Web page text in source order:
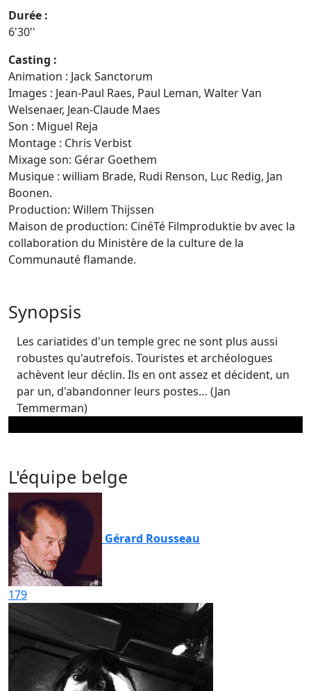
Durée :
6'30''
Casting :
Animation : Jack Sanctorum
Images : Jean-Paul Raes, Paul Leman, Walter Van
Welsenaer, Jean-Claude Maes
Son : Miguel Reja
Montage : Chris Verbist
Mixage son: Gérar Goethem
Musique : william Brade, Rudi Renson, Luc Redig, Jan
Boonen.
Production: Willem Thijssen
Maison de production: CinéTé Filmproduktie bv avec la
collaboration du Ministère de la culture de la
Communauté flamande.
Synopsis
Les cariatides d'un temple grec ne sont plus aussi
robustes qu'autrefois. Touristes et archéologues
achèvent leur déclin. Ils en ont assez et décident, un
par un, d'abandonner leurs postes… (Jan
Temmerman)
L'équipe belge
Gérard Rousseau
179